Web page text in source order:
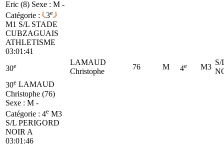
Eric (8) Sexe : M -
Catégorie :
3e
M1 S/L STADE
CUBZAGUAIS
ATHLETISME
03:01:41
30e
LAMAUD
Christophe
76 M 4e M3
S/
30e LAMAUD
Christophe (76)
Sexe : M -
Catégorie : 4e M3
S/L PERIGORD
NOIR A
03:01:46